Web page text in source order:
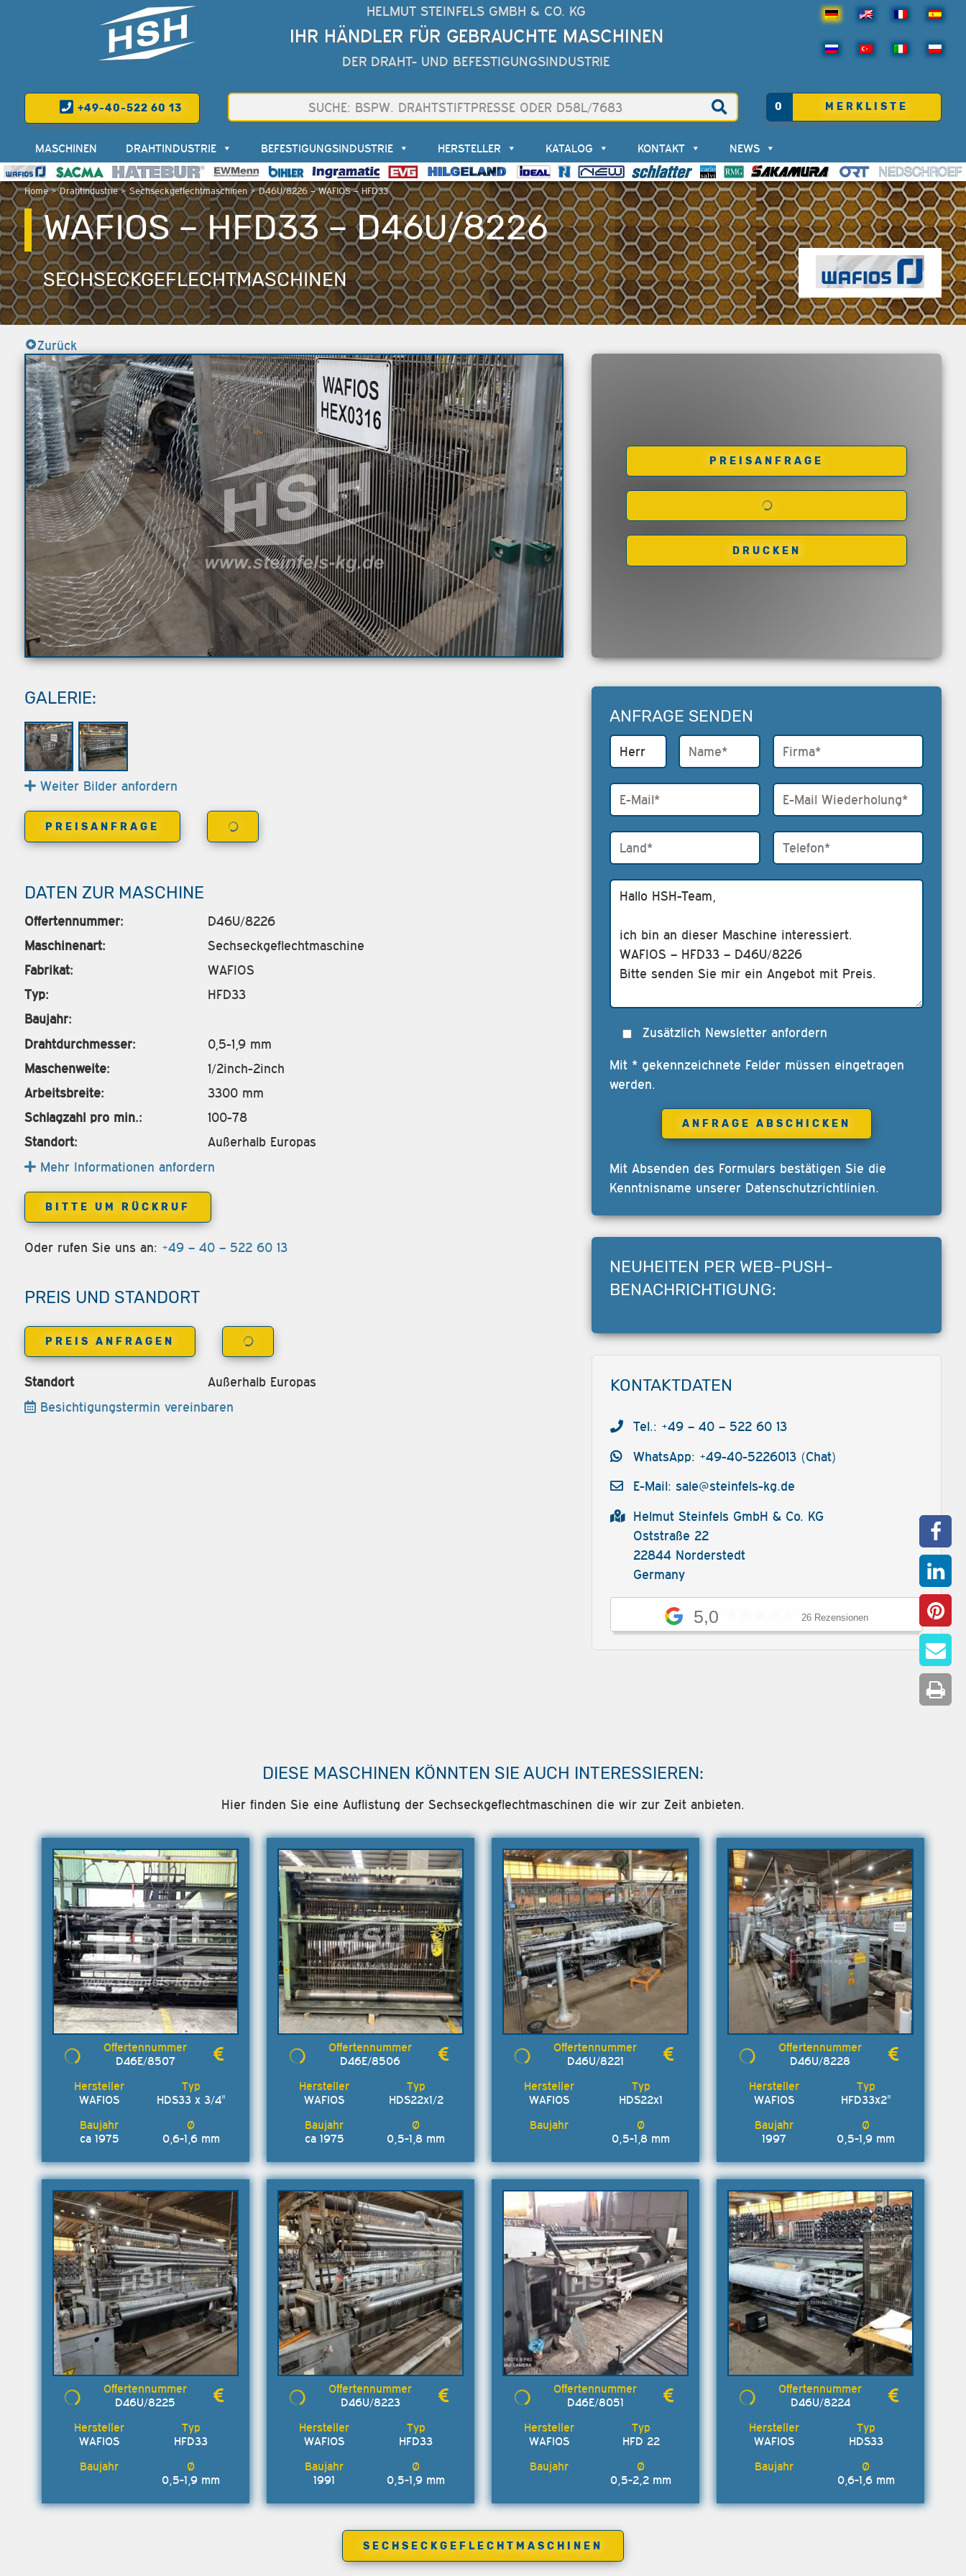
HELMUT STEINFELS GMBH & CO. KG
IHR HÄNDLER FÜR GEBRAUCHTE MASCHINEN
DER DRAHT- UND BEFESTIGUNGSINDUSTRIE
+49-40-522 60 13 0 MERKLISTE
Home>Drahtindustrie> Sechseckgeflechtmaschinen>D46U/8226 – WAFIOS – HFD33
MASCHINEN DRAHTINDUSTRIE BEFESTIGUNGSINDUSTRIE HERSTELLER KATALOG KONTAKT NEWS
WAFIOS – HFD33 – D46U/8226
SECHSECKGEFLECHTMASCHINEN
Zurück
PREISANFRAGE
DRUCKEN
GALERIE:
Weiter Bilder anfordern
PREISANFRAGE
DATEN ZUR MASCHINE
Offertennummer:
D46U/8226
Maschinenart:
Sechseckgeflechtmaschine
Fabrikat:
WAFIOS
Typ:
HFD33
Baujahr:
Drahtdurchmesser:
0,5-1,9 mm
Maschenweite:
1/2inch-2inch
Arbeitsbreite:
3300 mm
Schlagzahl pro min.:
100-78
Standort:
Außerhalb Europas
Mehr Informationen anfordern
BITTE UM RÜCKRUF
Oder rufen Sie uns an: +49 – 40 – 522 60 13
PREIS UND STANDORT
PREIS ANFRAGEN
Standort
Außerhalb Europas
Besichtigungstermin vereinbaren
ANFRAGE SENDEN
Zusätzlich Newsletter anfordern
Mit * gekennzeichnete Felder müssen eingetragen
werden.
Mit Absenden des Formulars bestätigen Sie die
Kenntnisname unserer Datenschutzrichtlinien.
NEUHEITEN PER WEB-PUSH-
BENACHRICHTIGUNG:
KONTAKTDATEN
Tel.: +49 – 40 – 522 60 13
WhatsApp: +49-40-5226013 (Chat)
E-Mail:sale@steinfels-kg.de
Helmut Steinfels GmbH & Co. KG
Oststraße 22
22844 Norderstedt
Germany
5,0 26 Rezensionen
DIESE MASCHINEN KÖNNTEN SIE AUCH INTERESSIEREN:
Hier finden Sie eine Auflistung der Sechseckgeflechtmaschinen die wir zur Zeit anbieten.
D46E/8507
WAFIOS HDS33 x 3/4"
ca 1975 0,6-1,6 mm
D46E/8506
WAFIOS HDS22x1/2
ca 1975 0,5-1,8 mm
D46U/8221
WAFIOS HDS22x1
0,5-1,8 mm
D46U/8228
WAFIOS HFD33x2"
1997 0,5-1,9 mm
D46U/8225
WAFIOS HFD33
0,5-1,9 mm
D46U/8223
WAFIOS HFD33
1991 0,5-1,9 mm
D46E/8051
WAFIOS HFD 22
0,5-2,2 mm
D46U/8224
WAFIOS HDS33
0,6-1,6 mm
SECHSECKGEFLECHTMASCHINEN